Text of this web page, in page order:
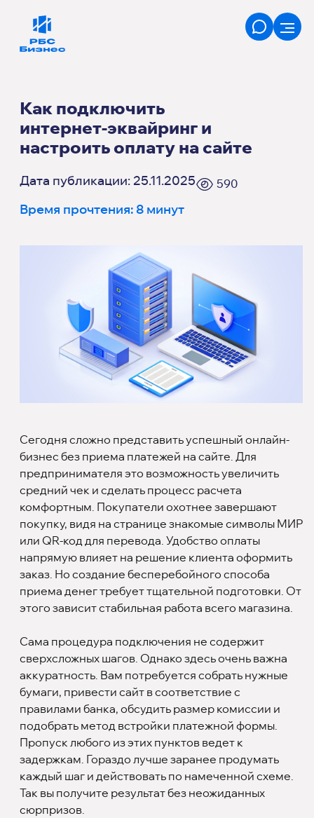
Как подключить
интернет‑эквайринг и
настроить оплату на сайте
Дата публикации: 25.11.2025 590
Время прочтения: 8 минут
Сегодня сложно представить успешный онлайн-
бизнес без приема платежей на сайте. Для
предпринимателя это возможность увеличить
средний чек и сделать процесс расчета
комфортным. Покупатели охотнее завершают
покупку, видя на странице знакомые символы МИР
или QR-код для перевода. Удобство оплаты
напрямую влияет на решение клиента оформить
заказ. Но создание бесперебойного способа
приема денег требует тщательной подготовки. От
этого зависит стабильная работа всего магазина.
Сама процедура подключения не содержит
сверхсложных шагов. Однако здесь очень важна
аккуратность. Вам потребуется собрать нужные
бумаги, привести сайт в соответствие с
правилами банка, обсудить размер комиссии и
подобрать метод встройки платежной формы.
Пропуск любого из этих пунктов ведет к
задержкам. Гораздо лучше заранее продумать
каждый шаг и действовать по намеченной схеме.
Так вы получите результат без неожиданных
сюрпризов.